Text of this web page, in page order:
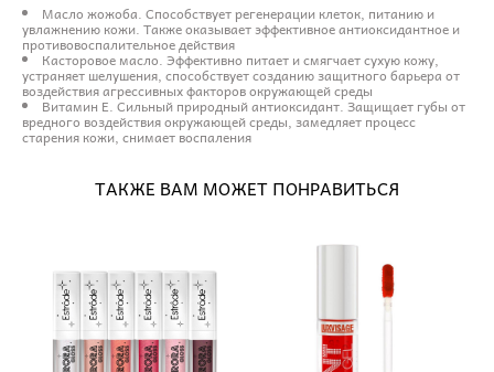
Масло жожоба. Способствует регенерации клеток, питанию и
увлажнению кожи. Также оказывает эффективное антиоксидантное и
противовоспалительное действия
Касторовое масло. Эффективно питает и смягчает сухую кожу,
устраняет шелушения, способствует созданию защитного барьера от
воздействия агрессивных факторов окружающей среды
Витамин Е. Сильный природный антиоксидант. Защищает губы от
вредного воздействия окружающей среды, замедляет процесс
старения кожи, снимает воспаления
ТАКЖЕ ВАМ МОЖЕТ ПОНРАВИТЬСЯ